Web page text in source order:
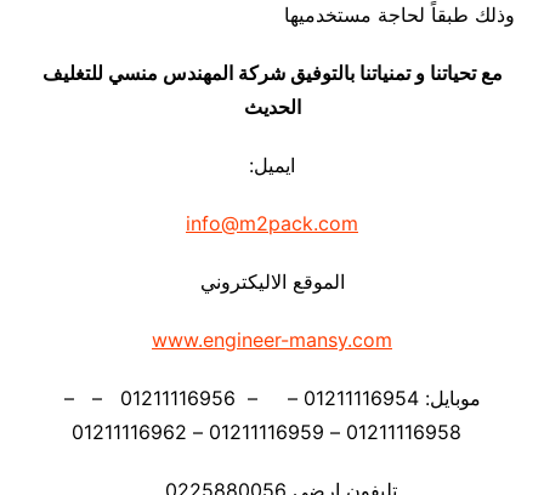
وذلك طبقاً لحاجة مستخدميها
مع تحياتنا و تمنياتنا بالتوفيق شركة المهندس منسي للتغليف
الحديث
ايميل:
info@m2pack.com
الموقع الاليكتروني
www.engineer-mansy.com
موبايل: 01211116954 – – 01211116956 – –
تليفون ارضي 0225880056